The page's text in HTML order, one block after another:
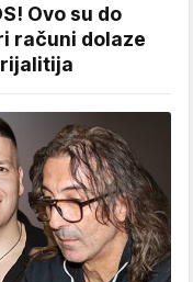
Ovo su do
računi dolaze
rijalitija